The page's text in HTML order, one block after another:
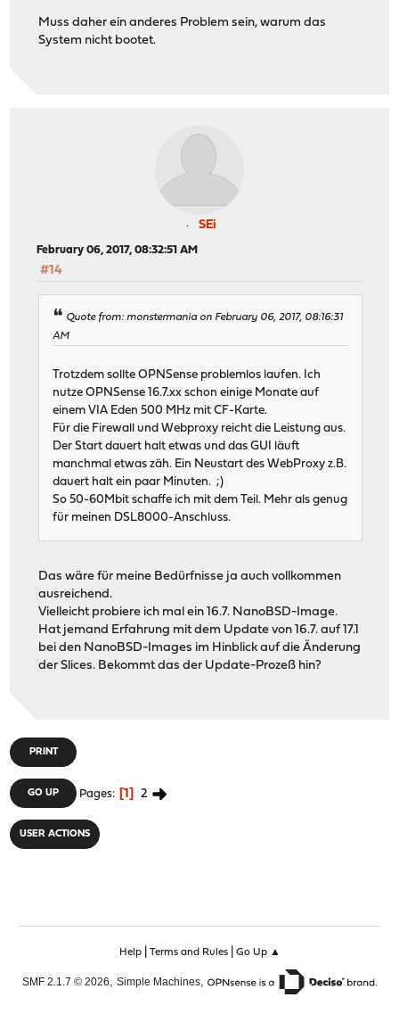
Muss daher ein anderes Problem sein, warum das
System nicht bootet.
SEi
February 06, 2017, 08:32:51 AM
#14
Quote from: monstermania on February 06, 2017, 08:16:31
AM
Trotzdem sollte OPNSense problemlos laufen. Ich
nutze OPNSense 16.7.xx schon einige Monate auf
einem VIA Eden 500 MHz mit CF-Karte.
Für die Firewall und Webproxy reicht die Leistung aus.
Der Start dauert halt etwas und das GUI läuft
manchmal etwas zäh. Ein Neustart des WebProxy z.B.
dauert halt ein paar Minuten. ;)
So 50-60Mbit schaffe ich mit dem Teil. Mehr als genug
für meinen DSL8000-Anschluss.
Das wäre für meine Bedürfnisse ja auch vollkommen
ausreichend.
Vielleicht probiere ich mal ein 16.7. NanoBSD-Image.
Hat jemand Erfahrung mit dem Update von 16.7. auf 17.1
bei den NanoBSD-Images im Hinblick auf die Änderung
der Slices. Bekommt das der Update-Prozeß hin?
PRINT
GO UP Pages 1 2
USER ACTIONS
Help| Terms and Rules| Go Up ▲
SMF 2.1.7 © 2026, Simple Machines,